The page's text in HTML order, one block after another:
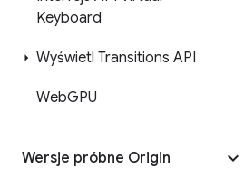
Keyboard
Wyświetl Transitions API
WebGPU
Wersje próbne Origin